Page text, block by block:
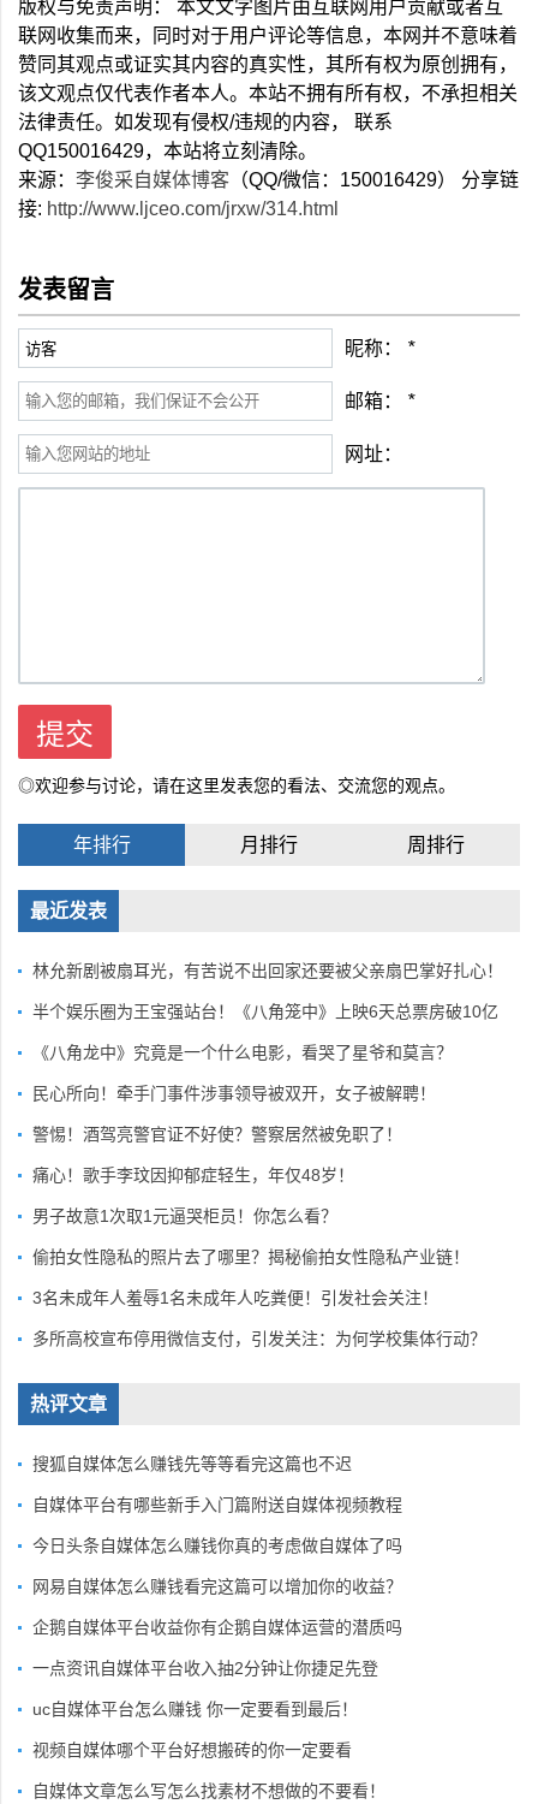
版权与免责声明： 本文文字图片由互联网用户贡献或者互
联网收集而来，同时对于用户评论等信息，本网并不意味着
赞同其观点或证实其内容的真实性，其所有权为原创拥有，
该文观点仅代表作者本人。本站不拥有所有权，不承担相关
法律责任。如发现有侵权/违规的内容， 联系
QQ150016429，本站将立刻清除。
来源： 李俊采自媒体博客 （QQ/微信：150016429） 分享链
接: http://www.ljceo.com/jrxw/314.html
发表留言
昵称： *
邮箱： *
网址：
◎欢迎参与讨论，请在这里发表您的看法、交流您的观点。
年排行 月排行 周排行
最近发表
林允新剧被扇耳光，有苦说不出回家还要被父亲扇巴掌好扎心！
半个娱乐圈为王宝强站台！《八角笼中》上映6天总票房破10亿
《八角龙中》究竟是一个什么电影，看哭了星爷和莫言？
民心所向！牵手门事件涉事领导被双开，女子被解聘！
警惕！酒驾亮警官证不好使？警察居然被免职了！
痛心！歌手李玟因抑郁症轻生，年仅48岁！
男子故意1次取1元逼哭柜员！你怎么看？
偷拍女性隐私的照片去了哪里？揭秘偷拍女性隐私产业链！
3名未成年人羞辱1名未成年人吃粪便！引发社会关注！
多所高校宣布停用微信支付，引发关注：为何学校集体行动？
热评文章
搜狐自媒体怎么赚钱先等等看完这篇也不迟
自媒体平台有哪些新手入门篇附送自媒体视频教程
今日头条自媒体怎么赚钱你真的考虑做自媒体了吗
网易自媒体怎么赚钱看完这篇可以增加你的收益？
企鹅自媒体平台收益你有企鹅自媒体运营的潜质吗
一点资讯自媒体平台收入抽2分钟让你捷足先登
uc自媒体平台怎么赚钱 你一定要看到最后！
视频自媒体哪个平台好想搬砖的你一定要看
自媒体文章怎么写怎么找素材不想做的不要看！